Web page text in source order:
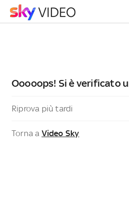
Ooooops! Si è verificato
Riprova più tardi
Torna a Video Sky